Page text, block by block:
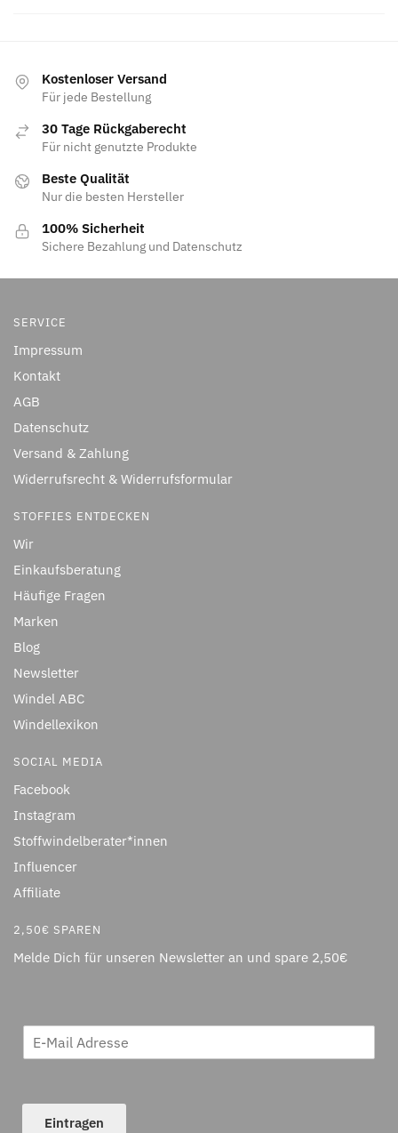
Kostenloser Versand
Für jede Bestellung
30 Tage Rückgaberecht
Für nicht genutzte Produkte
Beste Qualität
Nur die besten Hersteller
100% Sicherheit
Sichere Bezahlung und Datenschutz
SERVICE
Impressum
Kontakt
AGB
Datenschutz
Versand & Zahlung
Widerrufsrecht & Widerrufsformular
STOFFIES ENTDECKEN
Wir
Einkaufsberatung
Häufige Fragen
Marken
Blog
Newsletter
Windel ABC
Windellexikon
SOCIAL MEDIA
Facebook
Instagram
Stoffwindelberater*innen
Influencer
Affiliate
2,50€ SPAREN
Melde Dich für unseren Newsletter an und spare 2,50€
Eintragen